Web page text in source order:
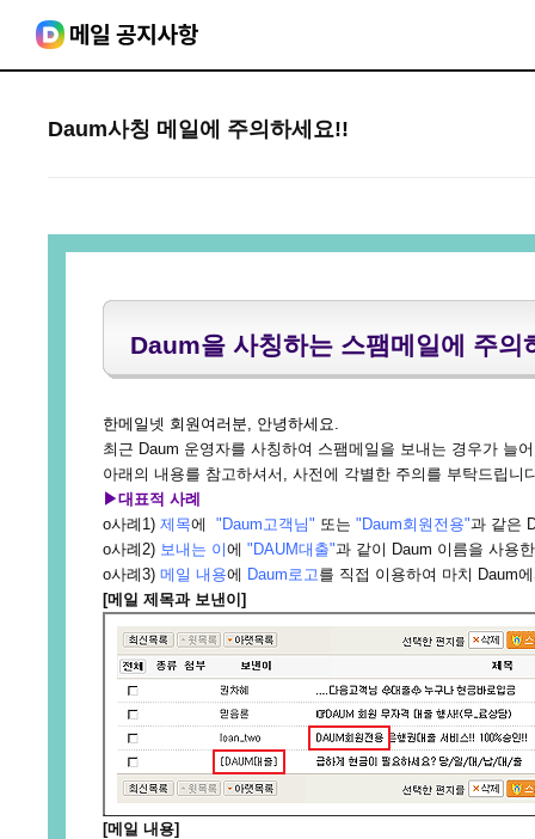
Daum사칭 메일에 주의하세요!!
Daum을 사칭하는 스팸메일에 주의
한메일넷 회원여러분, 안녕하세요.
최근 Daum 운영자를 사칭하여 스팸메일을 보내는 경우가 늘
아래의 내용를 참고하셔서, 사전에 각별한 주의를 부탁드립니
▶대표적 사례
ο사례1) 제목에 "Daum고객님" 또는 "Daum회원전용"과 같은
ο사례2) 보내는 이에 "DAUM대출"과 같이 Daum 이름을 사용
ο사례3) 메일 내용에 Daum로고를 직접 이용하여 마치 Daum
[메일 제목과 보낸이]
[메일 내용]